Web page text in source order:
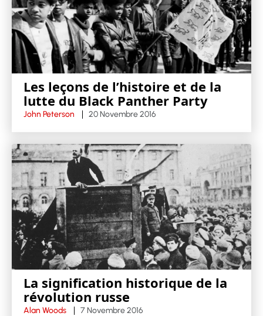
Les leçons de l’histoire et de la
lutte du Black Panther Party
John Peterson 20 Novembre 2016
La signification historique de la
révolution russe
Alan Woods 7 Novembre 2016